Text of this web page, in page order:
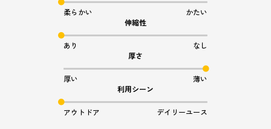
柔らかい
かたい
伸縮性
あり
なし
厚さ
厚い
薄い
利用シーン
アウトドア デイリーユース